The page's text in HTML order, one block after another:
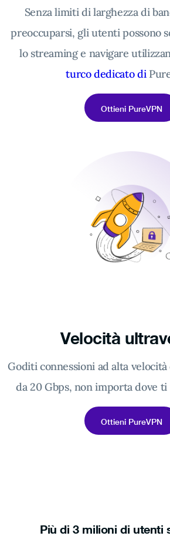
Senza limiti di larghezza di
preoccuparsi, gli utenti possono
lo streaming e navigare
turco dedicato di
Ottieni PureVPN
Velocità
Goditi connessioni ad alta
da 20 Gbps, non importa dove
Ottieni PureVPN
Più di 3 milioni di utenti